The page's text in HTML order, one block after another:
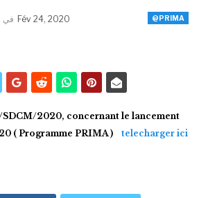
@PRIMA
Fév 24, 2020
SDCM/2020, concernant le lancement
( Programme PRIMA )
telecharger ici